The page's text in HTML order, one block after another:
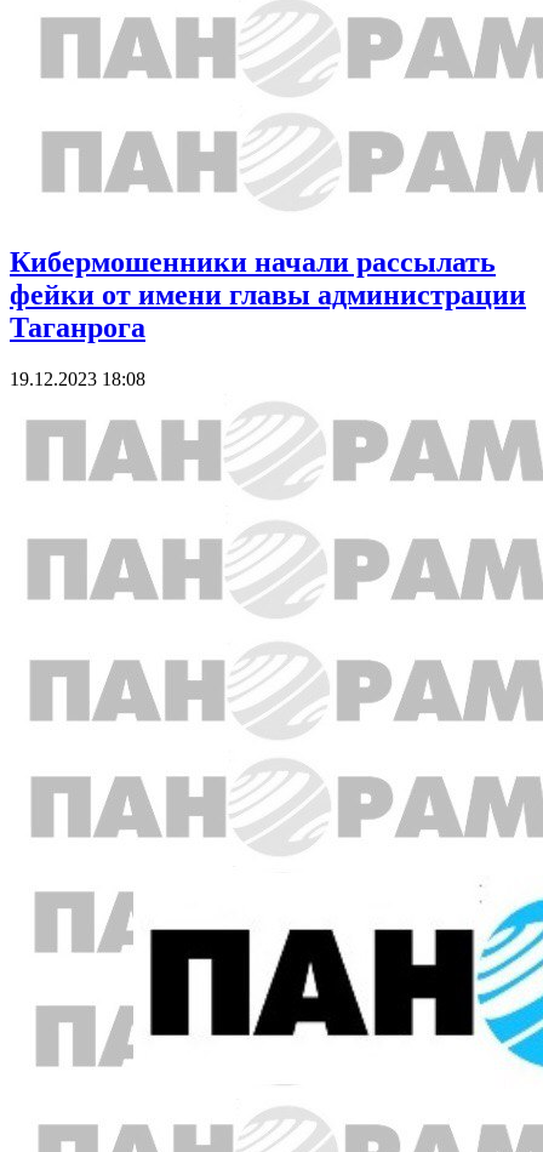
Кибермошенники начали рассылать
фейки от имени главы администрации
Таганрога
19.12.2023 18:08